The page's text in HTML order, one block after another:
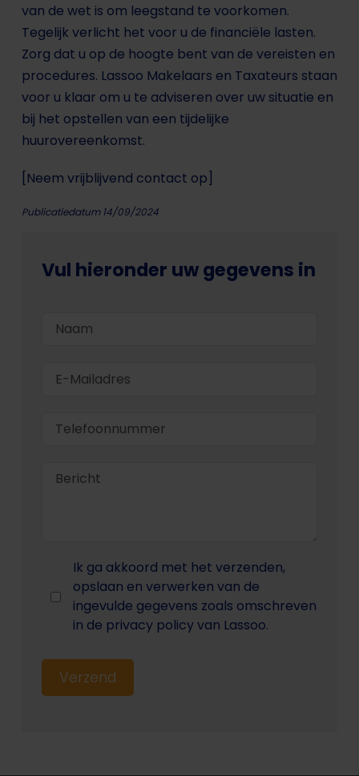
van de wet is om leegstand te voorkomen.
Tegelijk verlicht het voor u de financiële lasten.
Zorg dat u op de hoogte bent van de vereisten en
procedures. Lassoo Makelaars en Taxateurs staan
voor u klaar om u te adviseren over uw situatie en
bij het opstellen van een tijdelijke
huurovereenkomst.
[Neem vrijblijvend contact op]
Publicatiedatum 14/09/2024
Vul hieronder uw gegevens in
Ik ga akkoord met het verzenden,
opslaan en verwerken van de
ingevulde gegevens zoals omschreven
in de privacy policy van Lassoo.
Verzend